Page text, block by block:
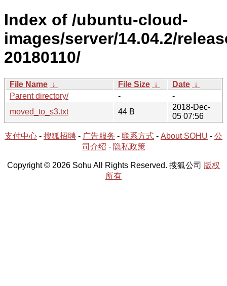
Index of /ubuntu-cloud-
images/server/14.04.2/
20180110/
File Name ↓ File Size ↓ Date ↓
Parent directory/
-
-
moved_to_s3.txt
44 B
2018-Dec-
05 07:56
支付中心 - 搜狐招聘 - 广告服务 - 联系方式 - About SOHU - 公
司介绍 - 隐私政策
Copyright © 2026 Sohu All Rights Reserved. 搜狐公司 版权
所有